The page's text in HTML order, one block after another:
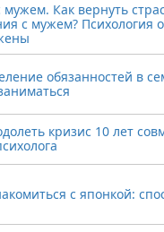
мужем. Как вернуть
с мужем? Психология
обязанностей в
кризис 10 лет
с японкой: